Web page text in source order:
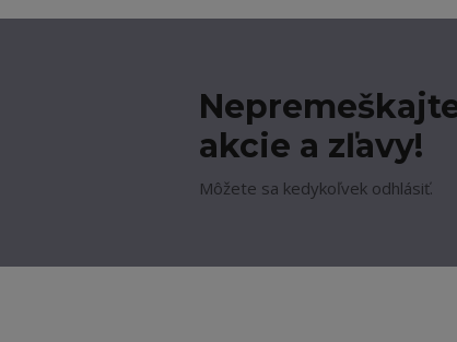
akcie a zľavy!
Môžete sa kedykoľvek odhlásiť.